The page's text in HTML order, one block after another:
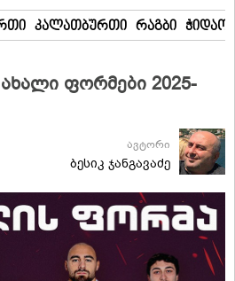
კალათბურთი რაგბი
ფორმები 2025-
ავტორი
ბესიკ ჯანგავაძე